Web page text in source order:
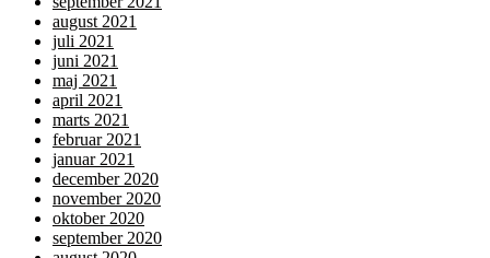
august 2021
juli 2021
juni 2021
maj 2021
april 2021
marts 2021
februar 2021
januar 2021
december 2020
november 2020
oktober 2020
september 2020